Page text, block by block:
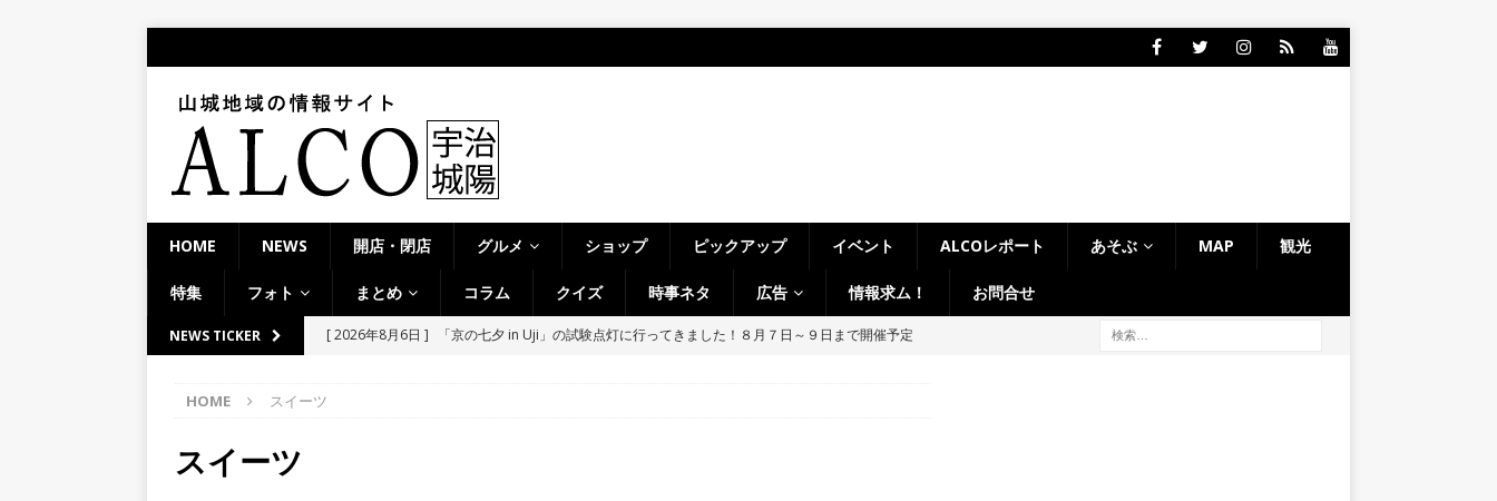
HOME NEWS 開店・閉店 グルメ ショップ ピックアップ イベント ALCOレポート あそぶ MAP 観光
特集 フォト まとめ コラム クイズ 時事ネタ 広告 情報求ム！ お問合せ
NEWS TICKER [ 2026年8月6日 ]
「京の七夕 in Uji」の試験点灯に行ってきました！８月７日～９日まで開催予定
HOME スイーツ
スイーツ